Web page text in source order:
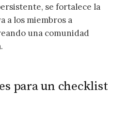
se fortalece la
a los miembros a
una comunidad
para un checklist